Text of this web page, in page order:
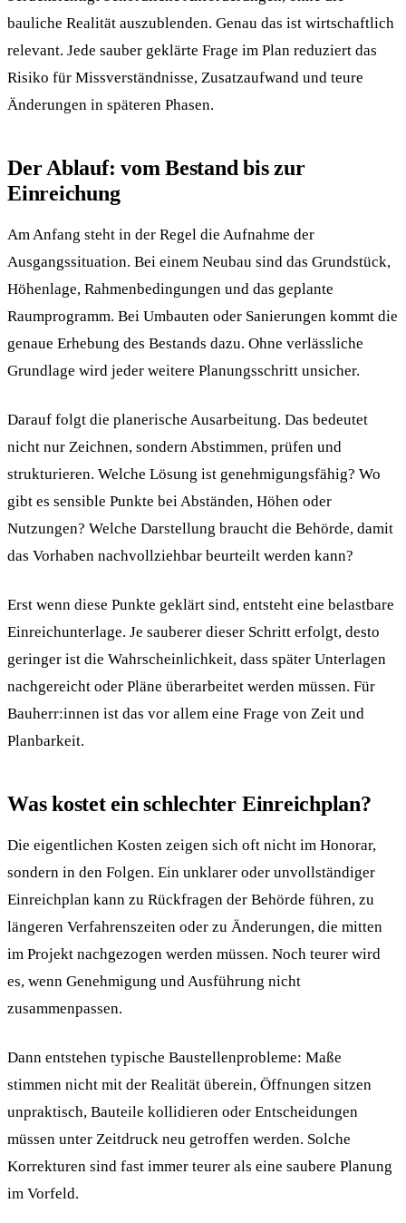
bauliche Realität auszublenden. Genau das ist wirtschaftlich
relevant. Jede sauber geklärte Frage im Plan reduziert das
Risiko für Missverständnisse, Zusatzaufwand und teure
Änderungen in späteren Phasen.
Der Ablauf: vom Bestand bis zur
Einreichung
Am Anfang steht in der Regel die Aufnahme der
Ausgangssituation. Bei einem Neubau sind das Grundstück,
Höhenlage, Rahmenbedingungen und das geplante
Raumprogramm. Bei Umbauten oder Sanierungen kommt die
genaue Erhebung des Bestands dazu. Ohne verlässliche
Grundlage wird jeder weitere Planungsschritt unsicher.
Darauf folgt die planerische Ausarbeitung. Das bedeutet
nicht nur Zeichnen, sondern Abstimmen, prüfen und
strukturieren. Welche Lösung ist genehmigungsfähig? Wo
gibt es sensible Punkte bei Abständen, Höhen oder
Nutzungen? Welche Darstellung braucht die Behörde, damit
das Vorhaben nachvollziehbar beurteilt werden kann?
Erst wenn diese Punkte geklärt sind, entsteht eine belastbare
Einreichunterlage. Je sauberer dieser Schritt erfolgt, desto
geringer ist die Wahrscheinlichkeit, dass später Unterlagen
nachgereicht oder Pläne überarbeitet werden müssen. Für
Bauherr:innen ist das vor allem eine Frage von Zeit und
Planbarkeit.
Was kostet ein schlechter Einreichplan?
Die eigentlichen Kosten zeigen sich oft nicht im Honorar,
sondern in den Folgen. Ein unklarer oder unvollständiger
Einreichplan kann zu Rückfragen der Behörde führen, zu
längeren Verfahrenszeiten oder zu Änderungen, die mitten
im Projekt nachgezogen werden müssen. Noch teurer wird
es, wenn Genehmigung und Ausführung nicht
zusammenpassen.
Dann entstehen typische Baustellenprobleme: Maße
stimmen nicht mit der Realität überein, Öffnungen sitzen
unpraktisch, Bauteile kollidieren oder Entscheidungen
müssen unter Zeitdruck neu getroffen werden. Solche
Korrekturen sind fast immer teurer als eine saubere Planung
im Vorfeld.